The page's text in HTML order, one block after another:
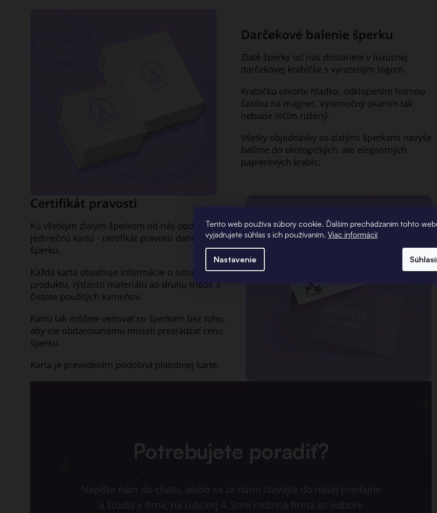
Tento web používa súbory cookie. Ďalším prechádzaním tohto
vyjadrujete súhlas s ich používaním. Viac informácií
Nastavenie
Darčekové balenie šperku
Zlaté šperky od nás dostanete v luxusnej
darčekovej krabičke s vyrazeným logom.
Krabičku otvorte hladko, odklopením hornou
časťou na magnet. Výnimočný okamih tak
nebude ničím rušený.
Všetky objednávky so zlatými šperkami navyše
balíme do ekologických, ale elegantných
papierových krabíc.
Certifikát pravosti
Ku všetkým zlatým šperkom od nás obdržíte aj
jedinečnú kartu - certifikát pravosti daného
šperku.
Každá karta obsahuje informácie o označení
produktu, rýdzosti materiálu ao druhu triede a
čistote použitých kameňov.
Kartu tak môžete venovať so šperkom bez toho,
aby ste obdarovanému museli prezrádzať cenu
šperku.
Karta je prevedením podobná platobnej karte.
Potrebujete poradiť?
Napíšte nám do chatu, alebo sa za nami stavajte do našej predajne
a štúdia v Brne, na Lidickej 4. Sme rodinná firma av odbore